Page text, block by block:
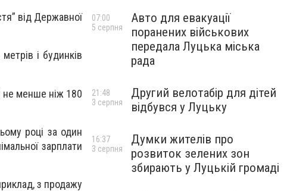
від Державної
і будинків
не менше ніж 180
році за один
зарплати
з продажу
Авто для евакуації
поранених військових
передала Луцька міська
рада
07:00
5 серпня
Другий велотабір для дітей
відбувся у Луцьку
21:48
3 серпня
Думки жителів про
розвиток зелених зон
збирають у Луцькій громаді
16:37
3 серпня